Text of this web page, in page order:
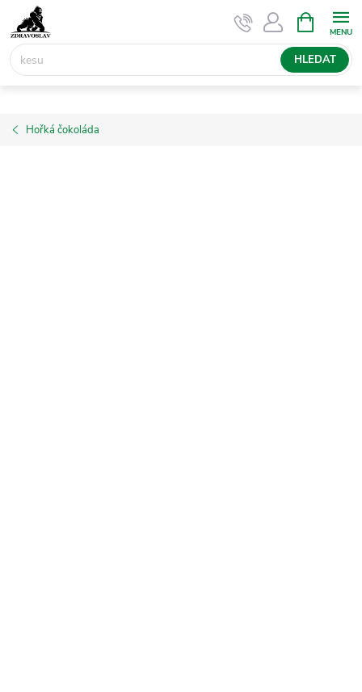
na
obsah
HLEDAT
NÁKUPNÍ
KOŠÍK
Hořká čokoláda